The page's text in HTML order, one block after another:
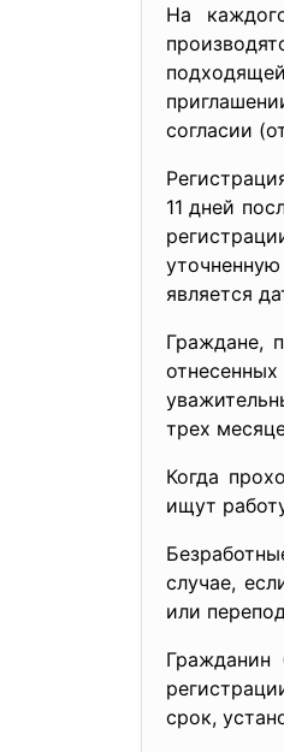
На
согласии
11 дней
является
Граждане,
трех
Когда
ищут
случае,
или
Гражданин
срок,